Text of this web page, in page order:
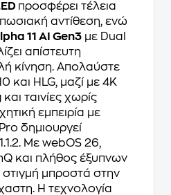
προσφέρει τέλεια
αντίθεση, ενώ
11 AI Gen3 με Dual
απίστευτη
κίνηση. Απολαύστε
και HLG, μαζί με 4K
ταινίες χωρίς
εμπειρία με
δημιουργεί
Με webOS 26,
και πλήθος έξυπνων
στιγμή μπροστά στην
Η τεχνολογία